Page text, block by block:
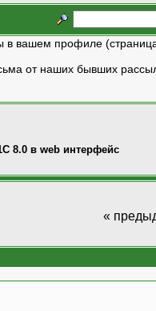
в вашем профиле
от наших бывших
8.0 в web интерфейс
«